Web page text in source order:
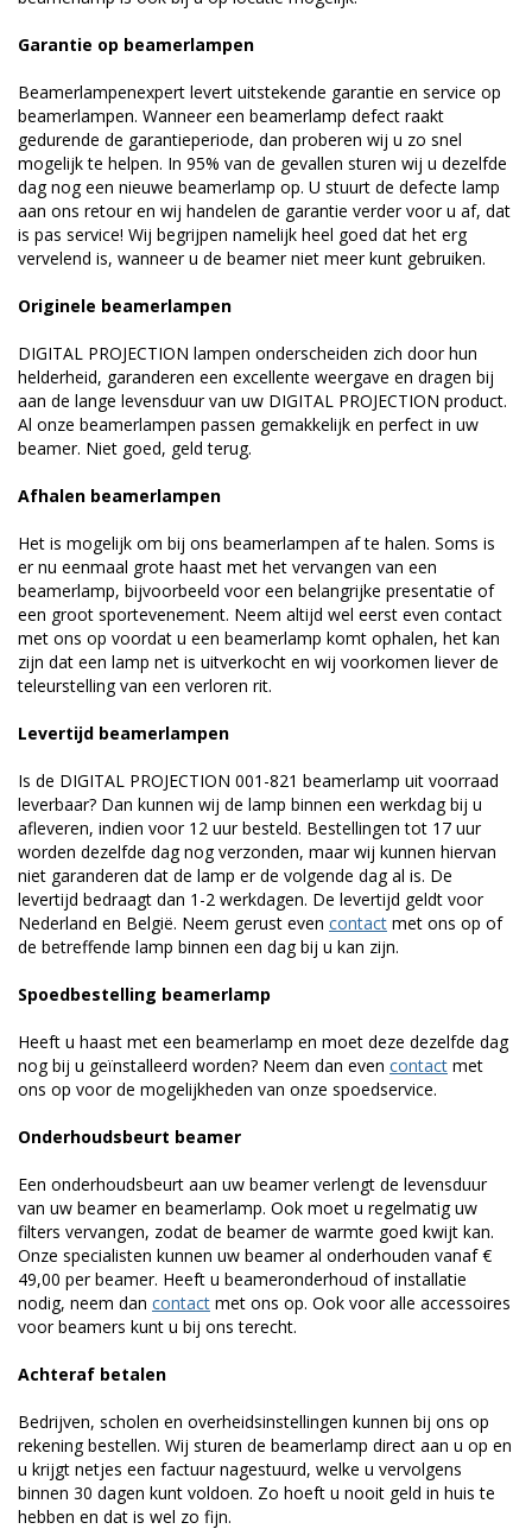
Garantie op beamerlampen
Beamerlampenexpert levert uitstekende garantie en service op
beamerlampen. Wanneer een beamerlamp defect raakt
gedurende de garantieperiode, dan proberen wij u zo snel
mogelijk te helpen. In 95% van de gevallen sturen wij u dezelfde
dag nog een nieuwe beamerlamp op. U stuurt de defecte lamp
aan ons retour en wij handelen de garantie verder voor u af, dat
is pas service! Wij begrijpen namelijk heel goed dat het erg
vervelend is, wanneer u de beamer niet meer kunt gebruiken.
Originele beamerlampen
DIGITAL PROJECTION lampen onderscheiden zich door hun
helderheid, garanderen een excellente weergave en dragen bij
aan de lange levensduur van uw DIGITAL PROJECTION product.
Al onze beamerlampen passen gemakkelijk en perfect in uw
beamer. Niet goed, geld terug.
Afhalen beamerlampen
Het is mogelijk om bij ons beamerlampen af te halen. Soms is
er nu eenmaal grote haast met het vervangen van een
beamerlamp, bijvoorbeeld voor een belangrijke presentatie of
een groot sportevenement. Neem altijd wel eerst even contact
met ons op voordat u een beamerlamp komt ophalen, het kan
zijn dat een lamp net is uitverkocht en wij voorkomen liever de
teleurstelling van een verloren rit.
Levertijd beamerlampen
Is de DIGITAL PROJECTION 001-821 beamerlamp uit voorraad
leverbaar? Dan kunnen wij de lamp binnen een werkdag bij u
afleveren, indien voor 12 uur besteld. Bestellingen tot 17 uur
worden dezelfde dag nog verzonden, maar wij kunnen hiervan
niet garanderen dat de lamp er de volgende dag al is. De
levertijd bedraagt dan 1-2 werkdagen. De levertijd geldt voor
Nederland en België. Neem gerust even contact met ons op of
de betreffende lamp binnen een dag bij u kan zijn.
Spoedbestelling beamerlamp
Heeft u haast met een beamerlamp en moet deze dezelfde dag
nog bij u geïnstalleerd worden? Neem dan even contact met
ons op voor de mogelijkheden van onze spoedservice.
Onderhoudsbeurt beamer
Een onderhoudsbeurt aan uw beamer verlengt de levensduur
van uw beamer en beamerlamp. Ook moet u regelmatig uw
filters vervangen, zodat de beamer de warmte goed kwijt kan.
Onze specialisten kunnen uw beamer al onderhouden vanaf €
49,00 per beamer. Heeft u beameronderhoud of installatie
nodig, neem dan contact met ons op. Ook voor alle accessoires
voor beamers kunt u bij ons terecht.
Achteraf betalen
Bedrijven, scholen en overheidsinstellingen kunnen bij ons op
rekening bestellen. Wij sturen de beamerlamp direct aan u op en
u krijgt netjes een factuur nagestuurd, welke u vervolgens
binnen 30 dagen kunt voldoen. Zo hoeft u nooit geld in huis te
hebben en dat is wel zo fijn.